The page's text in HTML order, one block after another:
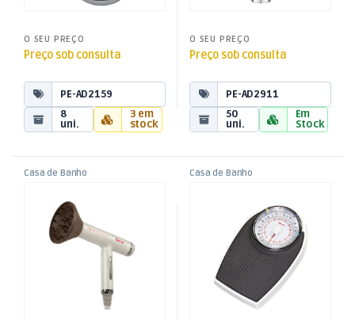
O SEU PREÇO
Preço sob consulta
PE-AD2159
8
uni.
3 em
stock
O SEU PREÇO
Preço sob consulta
PE-AD2911
50
uni.
Em
Stock
Casa de Banho
Profissional PH93
Casa de Banho